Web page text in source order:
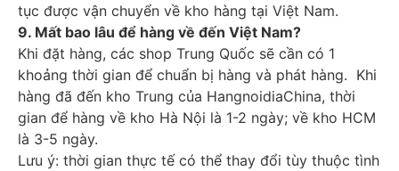
tục được vận chuyển về kho hàng tại Việt Nam.
9. Mất bao lâu để hàng về đến Việt Nam?
Khi đặt hàng, các shop Trung Quốc sẽ cần có 1
khoảng thời gian để chuẩn bị hàng và phát hàng. Khi
hàng đã đến kho Trung của HangnoidiaChina, thời
gian để hàng về kho Hà Nội là 1-2 ngày; về kho HCM
là 3-5 ngày.
Lưu ý: thời gian thực tế có thể thay đổi tùy thuộc tình